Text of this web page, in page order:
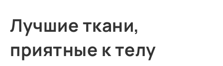
Лучшие ткани,
приятные к телу